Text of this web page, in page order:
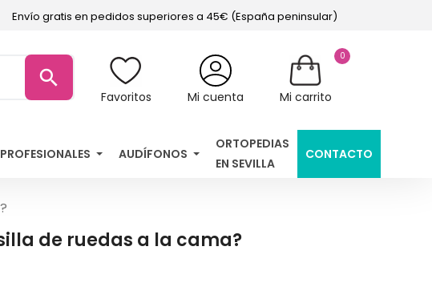
Envío gratis en pedidos superiores a 45€ (España peninsular)
search
0
Mi carrito
Mi cuenta
Favoritos
PROFESIONALES AUDÍFONOS
ORTOPEDIAS
EN SEVILLA
CONTACTO
de ruedas a la cama?